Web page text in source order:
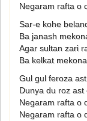
Negaram rafta o
Sar-e kohe
Ba janash
Agar sultan zari
Ba kelkat
Gul gul feroza
Dunya du roz ast
Negaram rafta o
Negaram rafta o